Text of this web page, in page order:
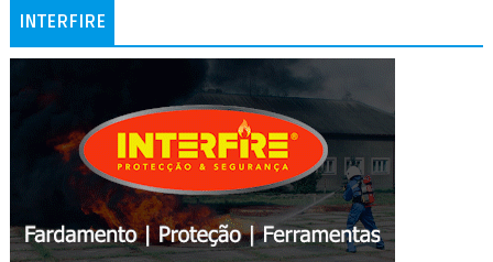
INTERFIRE